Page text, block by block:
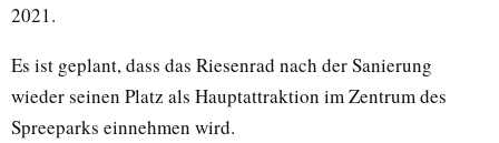
2021.
Es ist geplant, dass das Riesenrad nach der Sanierung
wieder seinen Platz als Hauptattraktion im Zentrum des
Spreeparks einnehmen wird.